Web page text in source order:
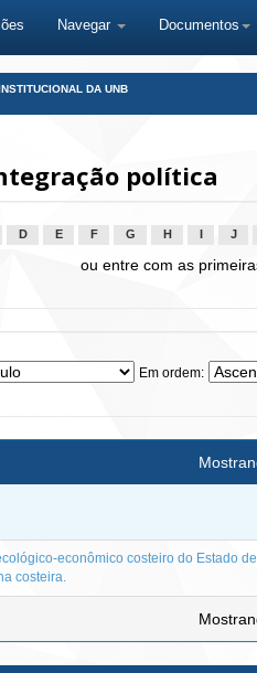
Navegar Documentos
DA UNB
política
D E F G H J
ou entre com as
Em ordem:
econômico costeiro do Estado
costeira.